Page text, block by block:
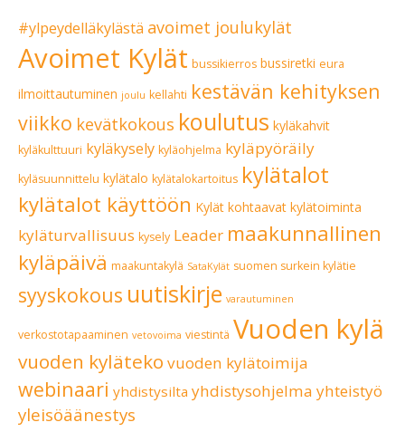
#ylpeydelläkylästä avoimet joulukylät
Avoimet Kylät bussikierros bussiretki eura
ilmoittautuminen joulu kellahti kestävän kehityksen
viikko kevätkokous koulutus kyläkahvit
kyläkulttuuri kyläkysely kyläohjelma kyläpyöräily
kyläsuunnittelu kylätalo kylätalokartoitus kylätalot
kylätalot käyttöön Kylät kohtaavat kylätoiminta
kyläturvallisuus kysely Leader maakunnallinen
kyläpäivä maakuntakylä SataKylät suomen surkein kylätie
syyskokous uutiskirje varautuminen
verkostotapaaminen vetovoima viestintä Vuoden kylä
vuoden kyläteko vuoden kylätoimija
webinaari yhdistysilta yhdistysohjelma yhteistyö
yleisöäänestys